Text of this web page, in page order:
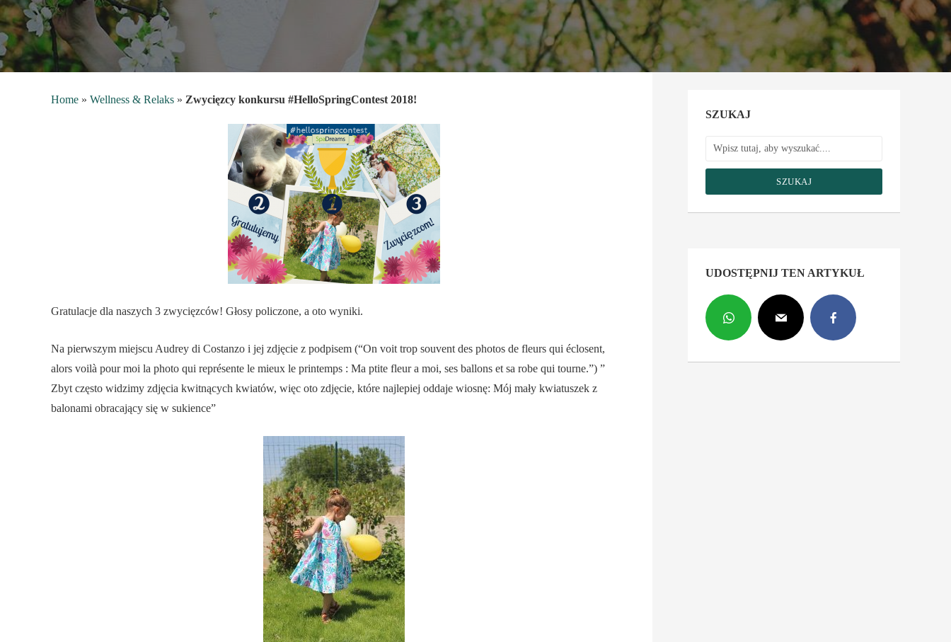
Home » Wellness & Relaks » Zwycięzcy konkursu #HelloSpringContest 2018!
Gratulacje dla naszych 3 zwycięzców! Głosy policzone, a oto wyniki.
Na pierwszym miejscu Audrey di Costanzo i jej zdjęcie z podpisem (“On voit trop souvent des photos de fleurs qui éclosent,
alors voilà pour moi la photo qui représente le mieux le printemps : Ma ptite fleur a moi, ses ballons et sa robe qui tourne.”) ”
Zbyt często widzimy zdjęcia kwitnących kwiatów, więc oto zdjęcie, które najlepiej oddaje wiosnę: Mój mały kwiatuszek z
balonami obracający się w sukience”
SZUKAJ
SZUKAJ
UDOSTĘPNIJ TEN ARTYKUŁ